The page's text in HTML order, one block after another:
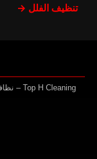
تنظيف الفلل →
Top H Cleaning – نظافة تليق بمستواك، لأن راحتك تبدأ من التفاصيل.